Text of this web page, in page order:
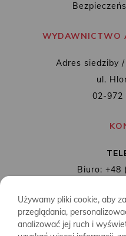
WYDAWNICTWO
Adres siedziby
ul.
02-972
Biuro: +48
MAIL:
Używamy pliki cookie, aby
przeglądania,
analizować jej ruch i